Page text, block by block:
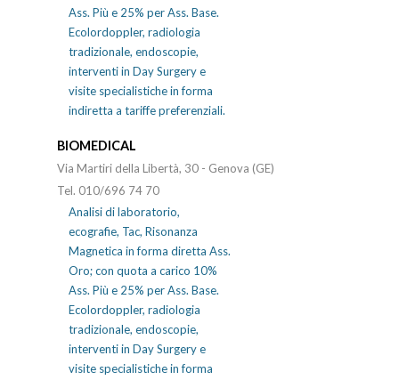
Ass. Più e 25% per Ass. Base.
Ecolordoppler, radiologia
tradizionale, endoscopie,
interventi in Day Surgery e
visite specialistiche in forma
indiretta a tariffe preferenziali.
BIOMEDICAL
Via Martiri della Libertà, 30 - Genova (GE)
Tel. 010/696 74 70
Analisi di laboratorio,
ecografie, Tac, Risonanza
Magnetica in forma diretta Ass.
Oro; con quota a carico 10%
Ass. Più e 25% per Ass. Base.
Ecolordoppler, radiologia
tradizionale, endoscopie,
interventi in Day Surgery e
visite specialistiche in forma